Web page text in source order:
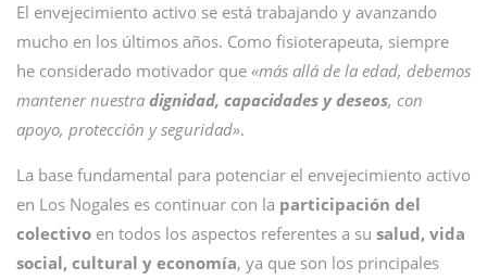
El envejecimiento activo se está trabajando y avanzando
mucho en los últimos años. Como fisioterapeuta, siempre
he considerado motivador que «más allá de la edad, debemos
mantener nuestra dignidad, capacidades y deseos, con
apoyo, protección y seguridad».
La base fundamental para potenciar el envejecimiento activo
en Los Nogales es continuar con la participación del
colectivo en todos los aspectos referentes a su salud, vida
social, cultural y economía, ya que son los principales